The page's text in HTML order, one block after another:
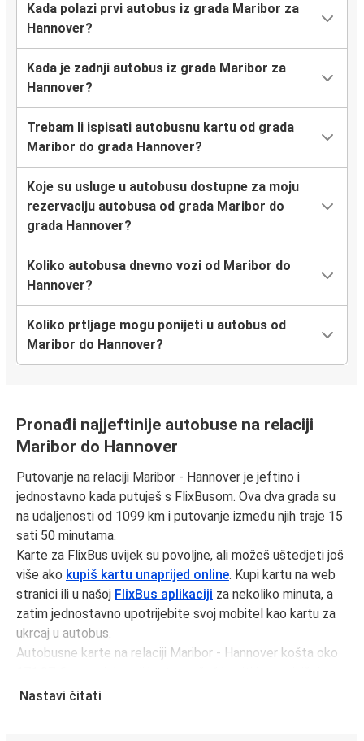
Kada polazi prvi autobus iz grada Maribor za
Hannover?
Kada je zadnji autobus iz grada Maribor za
Hannover?
Trebam li ispisati autobusnu kartu od grada
Maribor do grada Hannover?
Koje su usluge u autobusu dostupne za moju
rezervaciju autobusa od grada Maribor do
grada Hannover?
Koliko autobusa dnevno vozi od Maribor do
Hannover?
Koliko prtljage mogu ponijeti u autobus od
Maribor do Hannover?
Pronađi najjeftinije autobuse na relaciji
Maribor do Hannover
Putovanje na relaciji Maribor - Hannover je jeftino i
jednostavno kada putuješ s FlixBusom. Ova dva grada su
na udaljenosti od 1099 km i putovanje između njih traje 15
sati 50 minutama.
Karte za FlixBus uvijek su povoljne, ali možeš uštedjeti još
više ako kupiš kartu unaprijed online. Kupi kartu na web
stranici ili u našoj FlixBus aplikaciji za nekoliko minuta, a
zatim jednostavno upotrijebite svoj mobitel kao kartu za
ukrcaj u autobus.
Autobusne karte na relaciji Maribor - Hannover košta oko
cijeni od 58,98 € ako rezerviraš unaprijed i/ili izvan
Nastavi čitati